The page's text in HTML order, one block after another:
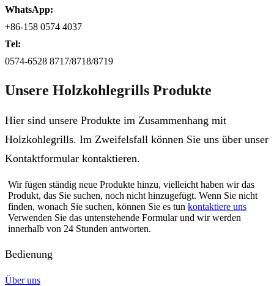
WhatsApp:
+86-158 0574 4037
Tel:
0574-6528 8717/8718/8719
Unsere Holzkohlegrills Produkte
Hier sind unsere Produkte im Zusammenhang mit
Holzkohlegrills. Im Zweifelsfall können Sie uns über unser
Kontaktformular kontaktieren.
Wir fügen ständig neue Produkte hinzu, vielleicht haben wir das
Produkt, das Sie suchen, noch nicht hinzugefügt. Wenn Sie nicht
finden, wonach Sie suchen, können Sie es tun kontaktiere uns
Verwenden Sie das untenstehende Formular und wir werden
innerhalb von 24 Stunden antworten.
Bedienung
Über uns